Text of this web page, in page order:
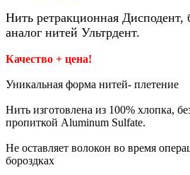
Нить ретракционная
аналог нитей Ультрдент.
Качество + цена!
Уникальная форма нитей- плетение
Нить изготовлена из 100% хлопка,
пропиткой Aluminum Sulfate.
Не оставляет волокон во время
бороздках